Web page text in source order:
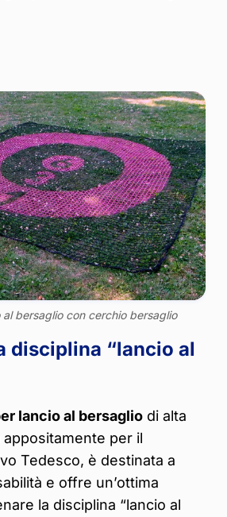
al bersaglio con cerchio bersaglio
disciplina “lancio al
lancio al bersaglio di alta
per il
Tedesco, è destinata a
e offre un’ottima
la disciplina “lancio al